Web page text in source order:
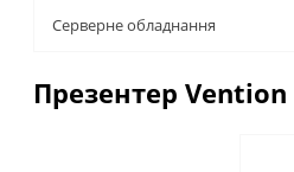
Серверне обладнання
Презентер